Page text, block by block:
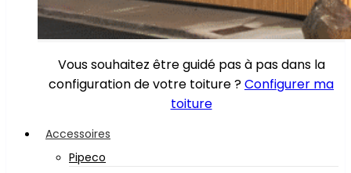
Vous souhaitez être guidé pas à pas dans la
configuration de votre toiture ?Configurer ma
toiture
Accessoires
Pipeco